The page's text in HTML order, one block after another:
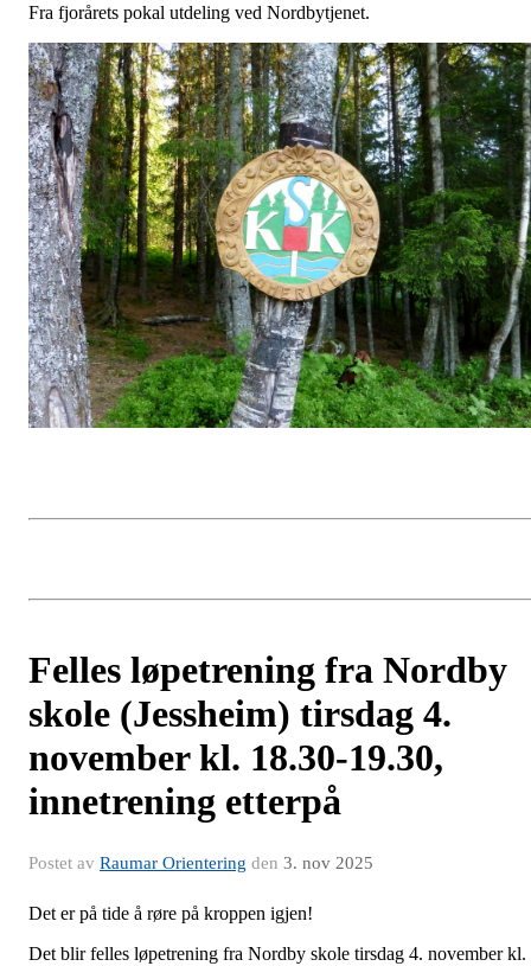
Fra fjorårets pokal utdeling ved Nordbytjenet.
Felles løpetrening fra Nordby
skole (Jessheim) tirsdag 4.
november kl. 18.30-19.30,
innetrening etterpå
Postet av Raumar Orientering den 3. nov 2025
Det er på tide å røre på kroppen igjen!
Det blir felles løpetrening fra Nordby skole tirsdag 4. november kl.